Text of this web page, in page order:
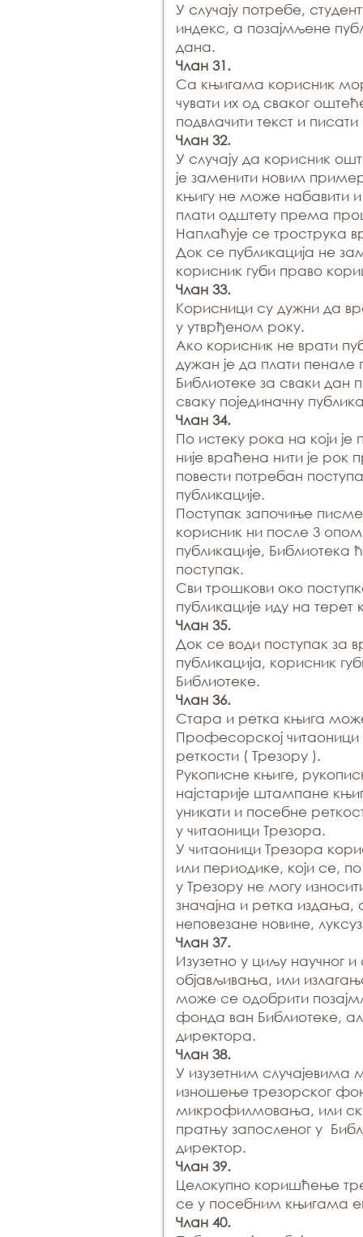
У случају потребе,
индекс, а позајмљене
дана.
Члан 31.
Са књигама корисник
чувати их од сваког
подвлачити текст и
Члан 32.
У случају да корисник
је заменити новим
књигу не може набавити
плати одштету према
Наплаћује се трострука
Док се публикација не
корисник губи право
Члан 33.
Корисници су дужни да
у утврђеном року.
Ако корисник не врати
дужан је да плати
Библиотеке за сваки
сваку појединачну
Члан 34.
По истеку рока на који
није враћена нити је рок
повести потребан
публикације.
Поступак започиње
корисник ни после 3
публикације, Библиотека
поступак.
Сви трошкови око
публикације иду на терет
Члан 35.
Док се води поступак за
публикација, корисник
Библиотеке.
Члан 36.
Стара и ретка књига
Професорској
реткости ( Трезору ).
Рукописне књиге,
најстарије штампане
уникати и посебне
у читаоници Трезора.
У читаоници Трезора
или периодике, који се,
у Трезору не могу
значајна и ретка
неповезане новине,
Члан 37.
Изузетно у циљу научног
објављивања, или
може се одобрити
фонда ван Библиотеке,
директора.
Члан 38.
У изузетним
изношење трезорског
микрофилмовања, или
пратњу запосленог у
директор.
Члан 39.
Целокупно коришћење
се у посебним књигама
Члан 40.